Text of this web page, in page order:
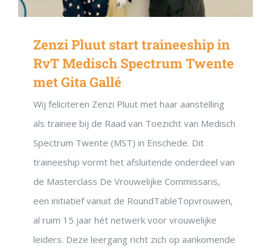
Zenzi Pluut start traineeship in
RvT Medisch Spectrum Twente
met Gita Gallé
Wij feliciteren Zenzi Pluut met haar aanstelling
als trainee bij de Raad van Toezicht van Medisch
Spectrum Twente (MST) in Enschede. Dit
traineeship vormt het afsluitende onderdeel van
de Masterclass De Vrouwelijke Commissaris,
een initiatief vanuit de RoundTableTopvrouwen,
al ruim 15 jaar hét netwerk voor vrouwelijke
leiders. Deze leergang richt zich op aankomende